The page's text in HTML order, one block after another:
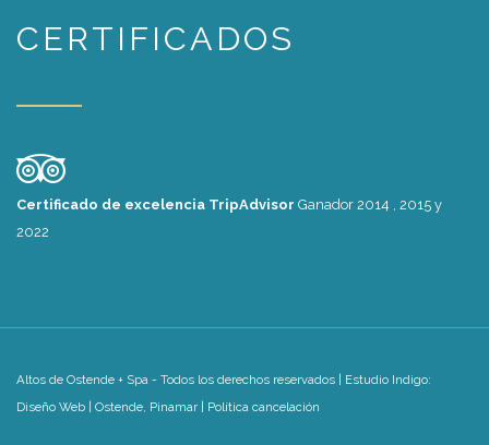
CERTIFICADOS
Certificado de excelencia TripAdvisor Ganador 2014 , 2015 y
2022
Altos de Ostende + Spa - Todos los derechos reservados | Estudio Indigo:
Diseño Web | Ostende, Pinamar | Política cancelación